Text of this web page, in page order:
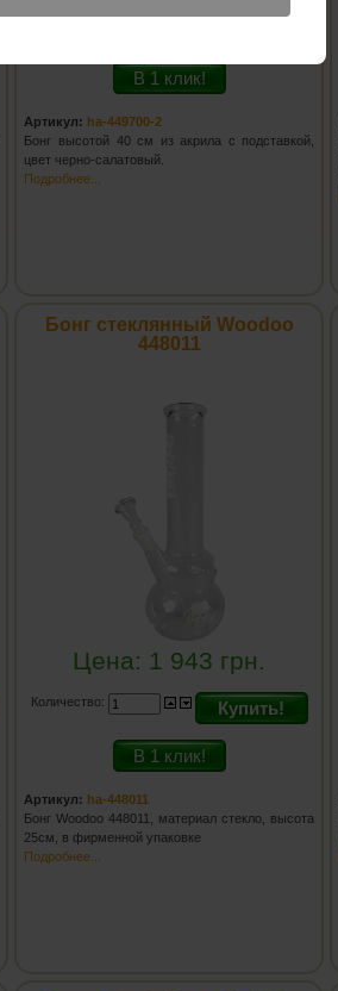
В 1 клик!
Артикул: ha-449700-2
Бонг высотой 40 см из акрила с подставкой,
цвет черно-салатовый.
Подробнее...
Бонг стеклянный Woodoo
448011
Цена: 1 943 грн.
Количество: Купить!
В 1 клик!
Артикул: ha-448011
Бонг Woodoo 448011, материал стекло, высота
25см, в фирменной упаковке
Подробнее...